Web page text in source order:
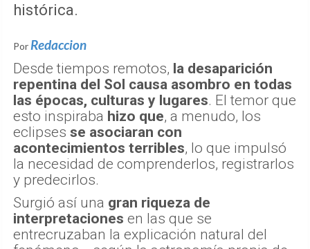
histórica.
Por Redaccion
Desde tiempos remotos, la desaparición
repentina del Sol causa asombro en todas
las épocas, culturas y lugares. El temor que
esto inspiraba hizo que, a menudo, los
eclipses se asociaran con
acontecimientos terribles, lo que impulsó
la necesidad de comprenderlos, registrarlos
y predecirlos.
Surgió así una gran riqueza de
interpretaciones en las que se
entrecruzaban la explicación natural del